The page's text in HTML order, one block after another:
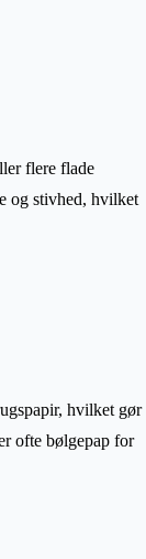
flere flade
og stivhed, hvilket
hvilket gør
ofte bølgepap for